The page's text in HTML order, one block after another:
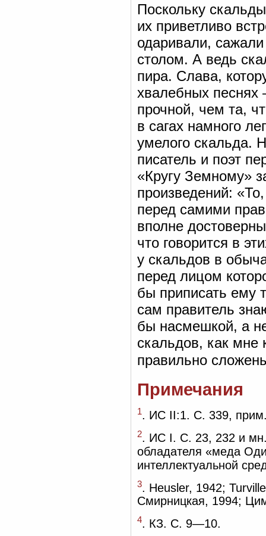
Поскольку
их приветливо
одаривали,
столом. А ведь
пира. Слава,
хвалебных
прочной, чем та,
в сагах намного
умелого скальда.
писатель и поэт
«Кругу Земному»
произведений:
перед самими
вполне
что говорится в
у скальдов в
перед лицом
бы приписать ему
сам правитель
бы насмешкой, а
скальдов, как мне
правильно
Примечания
1. ИС II:1. С. 339,
2. ИС I. С. 23, 232 и мн.
обладателя «меда
интеллектуальной
3
. Heusler, 1942;
Смирницкая, 1994;
4. КЗ. С. 9—10.